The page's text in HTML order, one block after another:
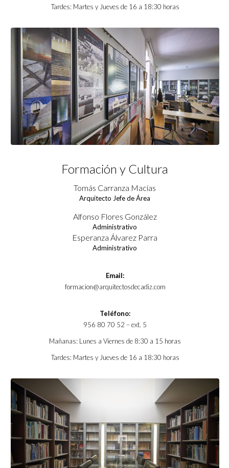
Tardes: Martes y Jueves de 16 a 18:30 horas
Formación y Cultura
Tomás Carranza Macías
Arquitecto Jefe de Área
Alfonso Flores González
Administrativo
Esperanza Álvarez Parra
Administrativo
Email:
formacion@arquitectosdecadiz.com
Teléfono:
956 80 70 52 – ext. 5
Mañanas: Lunes a Viernes de 8:30 a 15 horas
Tardes: Martes y Jueves de 16 a 18:30 horas